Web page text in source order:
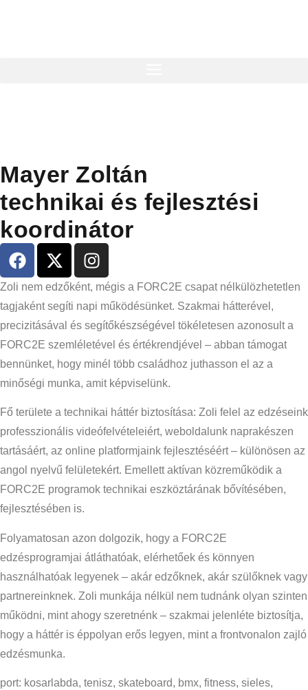
Mayer Zoltán
technikai és fejlesztési
koordinátor
Zoli nem edzőként, mégis a FORC2E csapat nélkülözhetetlen
tagjaként segíti napi működésünket. Szakmai hátterével,
precizitásával és segítőkészségével tökéletesen azonosult a
FORC2E szemléletével és értékrendjével – abban támogat
bennünket, hogy minél több családhoz juthasson el az a
minőségi munka, amit képviselünk.
Fő területe a technikai háttér biztosítása: Zoli felel az edzéseink
professzionális videófelvételeiért, weboldalunk naprakészen
tartásáért, az online platformjaink fejlesztéséért – különösen az
angol nyelvű felületekért. Emellett aktívan közreműködik a
FORC2E programok technikai eszköztárának bővítésében,
fejlesztésében is.
Folyamatosan azon dolgozik, hogy a FORC2E
edzésprogramjai átláthatóak, elérhetőek és könnyen
használhatóak legyenek – akár edzőknek, akár szülőknek vagy
partnereinknek. Zoli munkája nélkül nem tudnánk olyan szinten
működni, mint ahogy szeretnénk – szakmai jelenléte biztosítja,
hogy a háttér is éppolyan erős legyen, mint a frontvonalon zajló
edzésmunka.
port: kosarlabda, tenisz, skateboard, bmx, fitness, sieles,